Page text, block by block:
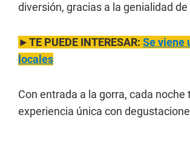
diversión, gracias a la genialidad
►TE PUEDE INTERESAR: Se viene
locales
Con entrada a la gorra, cada
experiencia única con